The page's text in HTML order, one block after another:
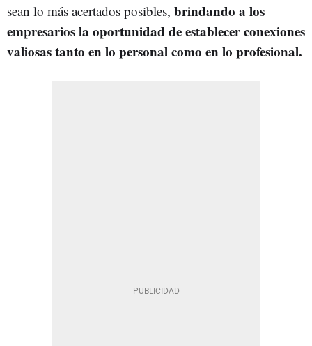
sean lo más acertados posibles, brindando a los
empresarios la oportunidad de establecer conexiones
valiosas tanto en lo personal como en lo profesional.